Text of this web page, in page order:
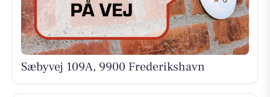
Sæbyvej 109A, 9900 Frederikshavn